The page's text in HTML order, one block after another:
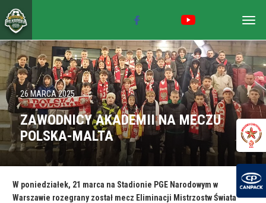
26 MARCA 2025
ZAWODNICY AKADEMII NA MECZU
POLSKA-MALTA
W poniedziałek, 21 marca na Stadionie PGE Narodowym w
Warszawie rozegrany został mecz Eliminacji Mistrzostw Świata